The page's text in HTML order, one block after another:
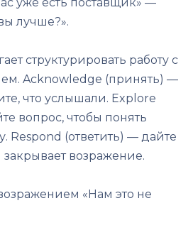
лучше?».
структурировать работу с
Acknowledge (принять) —
что услышали. Explore
вопрос, чтобы понять
Respond (ответить) — дайте
возражение.
«Нам это не